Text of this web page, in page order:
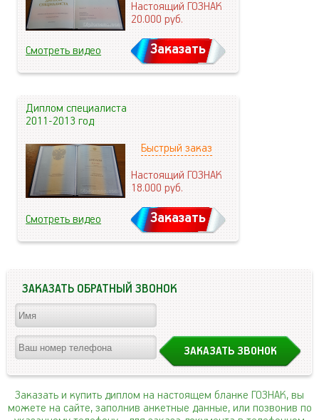
Настоящий ГОЗНАК
20.000руб.
Смотреть видео Заказать
Диплом специалиста
2011-2013 год
Быстрый заказ
Настоящий ГОЗНАК
18.000руб.
Смотреть видео Заказать
ЗАКАЗАТЬ ОБРАТНЫЙ ЗВОНОК
Заказать и купить диплом на настоящем бланке ГОЗНАК, вы
можете на сайте, заполнив анкетные данные, или позвонив по